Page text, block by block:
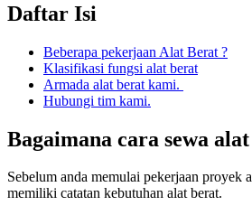
Daftar Isi
Beberapa pekerjaan Alat Berat ?
Klasifikasi fungsi alat berat
Armada alat berat kami.
Hubungi tim kami.
Bagaimana cara sewa
Sebelum anda memulai pekerjaan proyek
memiliki catatan kebutuhan alat berat.